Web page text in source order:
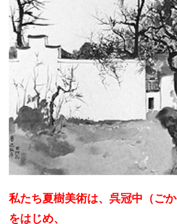
私たち夏樹美術は、呉冠中（ご
をはじめ、